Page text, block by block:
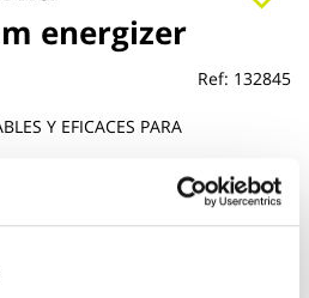
energizer
Ref: 132845
Y EFICACES PARA
Ver más